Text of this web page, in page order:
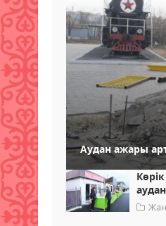
Аудан ажары